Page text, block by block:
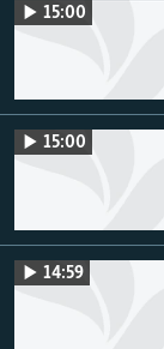
15:00
15:00
14:59